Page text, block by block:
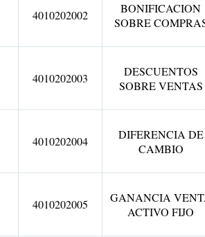
4010202002
BONIFICACION
SOBRE
4010202003
DESCUENTOS
SOBRE VENTAS
4010202004
DIFERENCIA DE
CAMBIO
4010202005
GANANCIA
ACTIVO FIJO